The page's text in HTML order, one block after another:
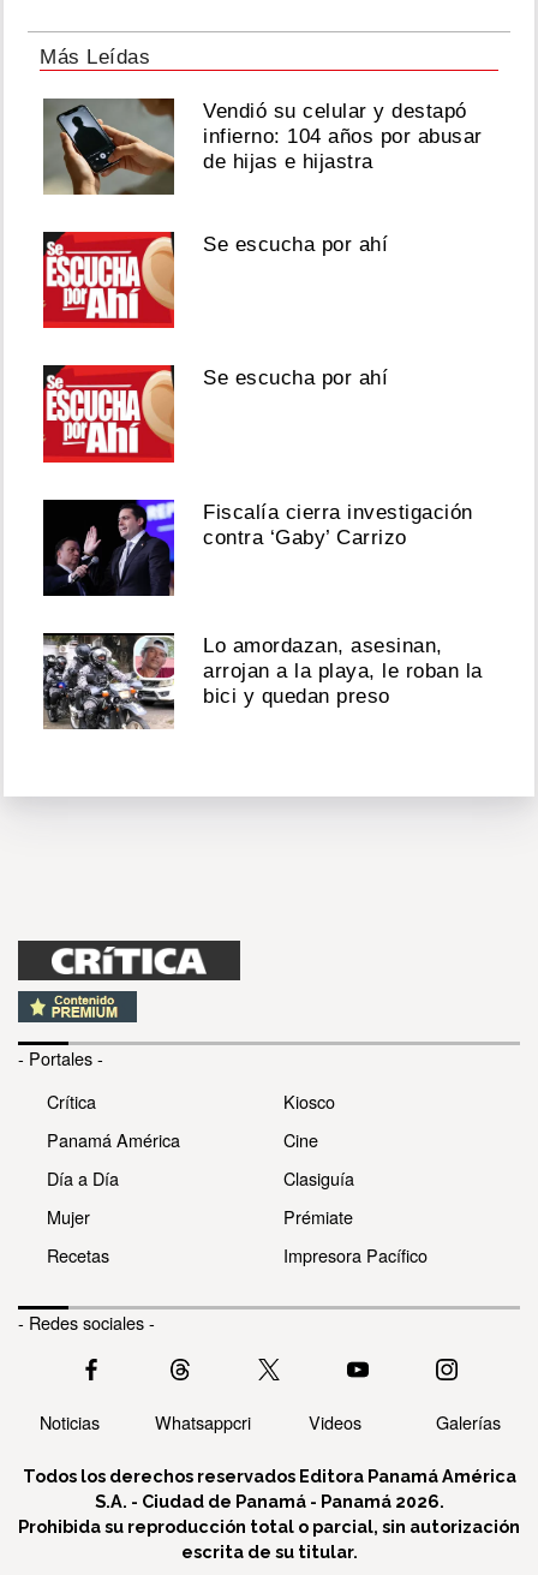
Más Leídas
Vendió su celular y destapó
infierno: 104 años por abusar
de hijas e hijastra
Se escucha por ahí
Se escucha por ahí
Fiscalía cierra investigación
contra ‘Gaby’ Carrizo
Lo amordazan, asesinan,
arrojan a la playa, le roban la
bici y quedan preso
- Portales -
Crítica
Panamá América
Día a Día
Mujer
Recetas
Kiosco
Cine
Clasiguía
Prémiate
Impresora Pacífico
- Redes sociales -
Noticias Whatsappcri Videos Galerías
Todos los derechos reservados Editora Panamá América
S.A. - Ciudad de Panamá - Panamá 2026.
Prohibida su reproducción total o parcial, sin autorización
escrita de su titular.